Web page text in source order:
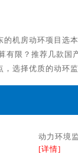
动力环境
[详情]